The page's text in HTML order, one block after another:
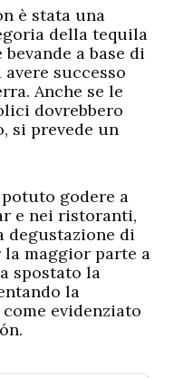
è stata una
della tequila
a base di
successo
Anche se le
dovrebbero
si prevede un
potuto godere a
e nei ristoranti,
degustazione di
maggior parte a
spostato la
la
come evidenziato